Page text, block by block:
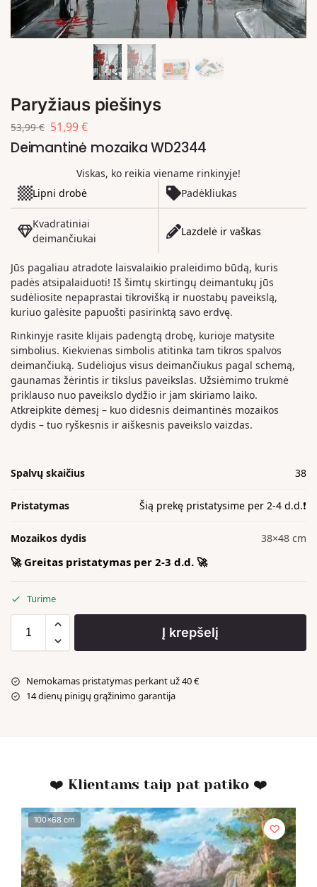
Paryžiaus piešinys
53,99€ 51,99€
Deimantinė mozaika WD2344
Viskas, ko reikia viename rinkinyje!
Lipni drobė
Padėkliukas
Kvadratiniai
deimančiukai
Lazdelė ir vaškas
Jūs pagaliau atradote laisvalaikio praleidimo būdą, kuris
padės atsipalaiduoti! Iš šimtų skirtingų deimantukų jūs
sudėliosite nepaprastai tikrovišką ir nuostabų paveikslą,
kuriuo galėsite papuošti pasirinktą savo erdvę.
Rinkinyje rasite klijais padengtą drobę, kurioje matysite
simbolius. Kiekvienas simbolis atitinka tam tikros spalvos
deimančiuką. Sudėliojus visus deimančiukus pagal schemą,
gaunamas žėrintis ir tikslus paveikslas. Užsiėmimo trukmė
priklauso nuo paveikslo dydžio ir jam skiriamo laiko.
Atkreipkite dėmesį – kuo didesnis deimantinės mozaikos
dydis – tuo ryškesnis ir aiškesnis paveikslo vaizdas.
Spalvų skaičius 38
Pristatymas Šią prekę pristatysime per 2-4 d.d.❗️
Mozaikos dydis 38×48 cm
🚀 Greitas pristatymas per 2-3 d.d. 🚀
Turime
Į krepšelį
Nemokamas pristatymas perkant už 40 €
14 dienų pinigų grąžinimo garantija
❤️ Klientams taip pat patiko ❤️
100x68 cm